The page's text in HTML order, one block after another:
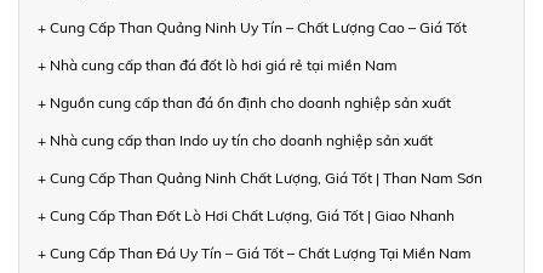
+ Cung Cấp Than Quảng Ninh Uy Tín – Chất Lượng Cao – Giá Tốt
+ Nhà cung cấp than đá đốt lò hơi giá rẻ tại miền Nam
+ Nguồn cung cấp than đá ổn định cho doanh nghiệp sản xuất
+ Nhà cung cấp than Indo uy tín cho doanh nghiệp sản xuất
+ Cung Cấp Than Quảng Ninh Chất Lượng, Giá Tốt | Than Nam Sơn
+ Cung Cấp Than Đốt Lò Hơi Chất Lượng, Giá Tốt | Giao Nhanh
+ Cung Cấp Than Đá Uy Tín – Giá Tốt – Chất Lượng Tại Miền Nam